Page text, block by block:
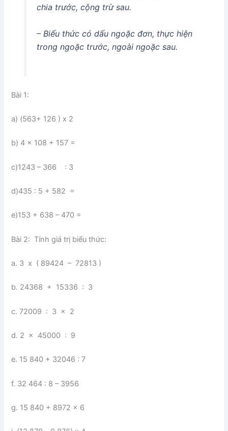
chia trước, cộng trừ sau.
– Biểu thức có dấu ngoặc đơn, thực hiện
trong ngoặc trước, ngoài ngoặc sau.
Bài 1:
a) (563+ 126 ) x 2
b) 4 x 108 + 157 =
c)1243 – 366 : 3
d)435 : 5 + 582 =
e)153 + 638 – 470 =
Bài 2: Tính giá trị biểu thức:
a. 3 x ( 89424 – 72813 )
b. 24368 + 15336 : 3
c. 72009 : 3 x 2
d. 2 x 45000 : 9
e. 15 840 + 32046 : 7
f. 32 464 : 8 – 3956
g. 15 840 + 8972 x 6